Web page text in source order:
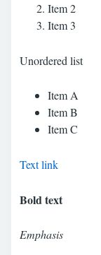
Item 2
Item 3
Unordered list
Item A
Item B
Item C
Text link
Bold text
Emphasis